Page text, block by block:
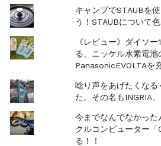
キャンプでSTAUBを
う！STAUBについて
《レビュー》ダイソ
る、ニッケル水素電池
PanasonicEVOLTAを
唸り声をあげたくなる
た。その名もINGRIA
今までなんでなかった
クルコンピューター「
る！！